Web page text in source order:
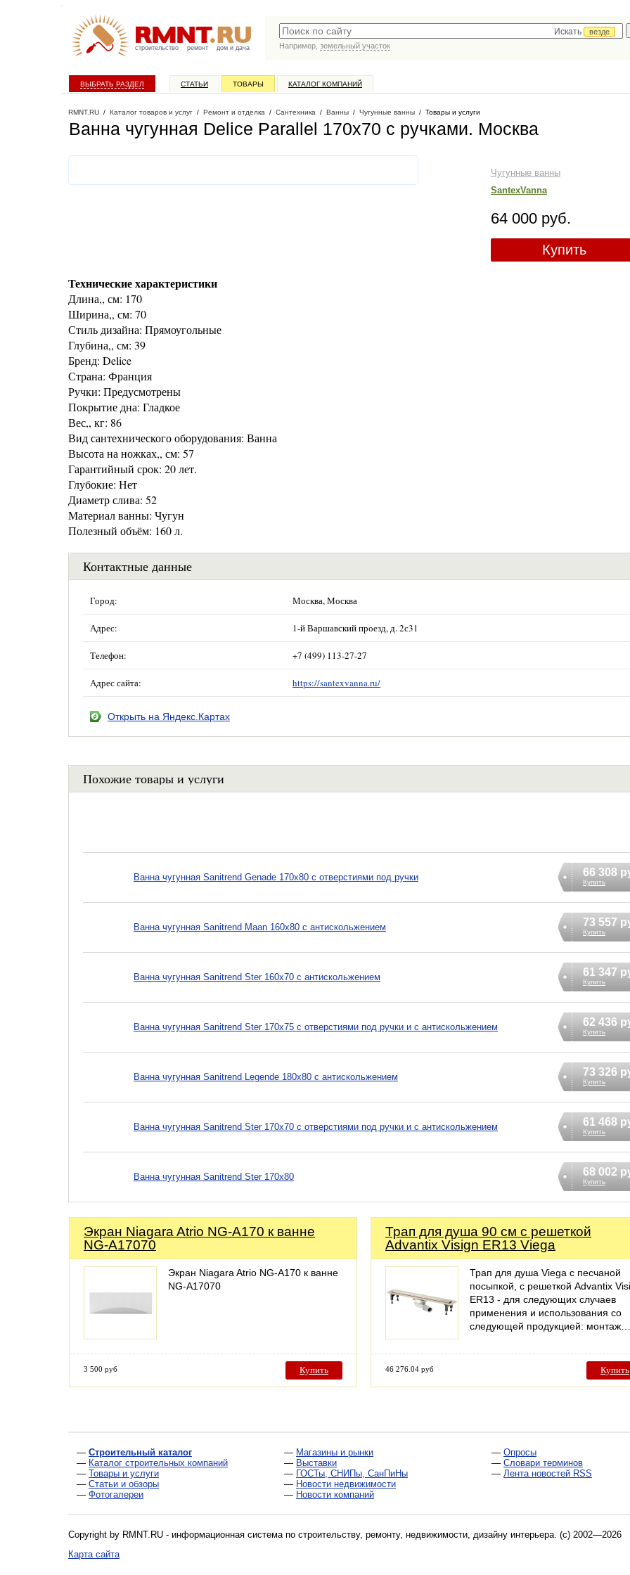
строительство ремонт дом и дача
Искать
везде
Например, земельный участок
ВЫБРАТЬ РАЗДЕЛ СТАТЬИ ТОВАРЫ КАТАЛОГ КОМПАНИЙ
RMNT.RU / Каталог товаров и услуг / Ремонт и отделка / Сантехника / Ванны / Чугунные ванны / Товары и услуги
Ванна чугунная Delice Parallel 170x70 с ручками. Москва
Чугунные ванны
SantexVanna
64 000 руб.
Купить
Технические характеристики
Длина,, см: 170
Ширина,, см: 70
Стиль дизайна: Прямоугольные
Глубина,, см: 39
Бренд: Delice
Страна: Франция
Ручки: Предусмотрены
Покрытие дна: Гладкое
Вес,, кг: 86
Вид сантехнического оборудования: Ванна
Высота на ножках,, см: 57
Гарантийный срок: 20 лет.
Глубокие: Нет
Диаметр слива: 52
Материал ванны: Чугун
Полезный объём: 160 л.
Контактные данные
Город: Москва, Москва
Адрес: 1-й Варшавский проезд, д. 2с31
Телефон: +7 (499) 113-27-27
Адрес сайта: https://santexvanna.ru/
Открыть на Яндекс.Картах
Похожие товары и услуги
Ванна чугунная Sanitrend Genade 170х80 с отверстиями под ручки 66 308
Купить
Ванна чугунная Sanitrend Maan 160х80 с антискольжением 73 557
Купить
Ванна чугунная Sanitrend Ster 160х70 с антискольжением 61 347
Купить
Ванна чугунная Sanitrend Ster 170х75 с отверстиями под ручки и с антискольжением 62 436
Купить
Ванна чугунная Sanitrend Legende 180х80 с антискольжением 73 326
Купить
Ванна чугунная Sanitrend Ster 170х70 с отверстиями под ручки и с антискольжением 61 468
Купить
Ванна чугунная Sanitrend Ster 170х80 68 002
Купить
Экран Niagara Atrio NG-A170 к ванне
NG-A17070
Экран Niagara Atrio NG-A170 к ванне
NG-A17070
3 500 руб Купить
Трап для душа 90 см с решеткой
Advantix Visign ER13 Viega
Трап для душа Viega с песчаной
посыпкой, с решеткой Advantix
ER13 - для следующих случаев
применения и использования со
следующей продукцией: монтаж…
46 276.04 руб Купить
— Строительный каталог
— Каталог строительных компаний
— Товары и услуги
— Статьи и обзоры
— Фотогалереи
— Магазины и рынки
— Выставки
— ГОСТы, СНИПы, СанПиНы
— Новости недвижимости
— Новости компаний
— Опросы
— Словари терминов
— Лента новостей RSS
Copyright by RMNT.RU - информационная система по строительству, ремонту, недвижимости, дизайну интерьера . (c) 2002—2026
Карта сайта